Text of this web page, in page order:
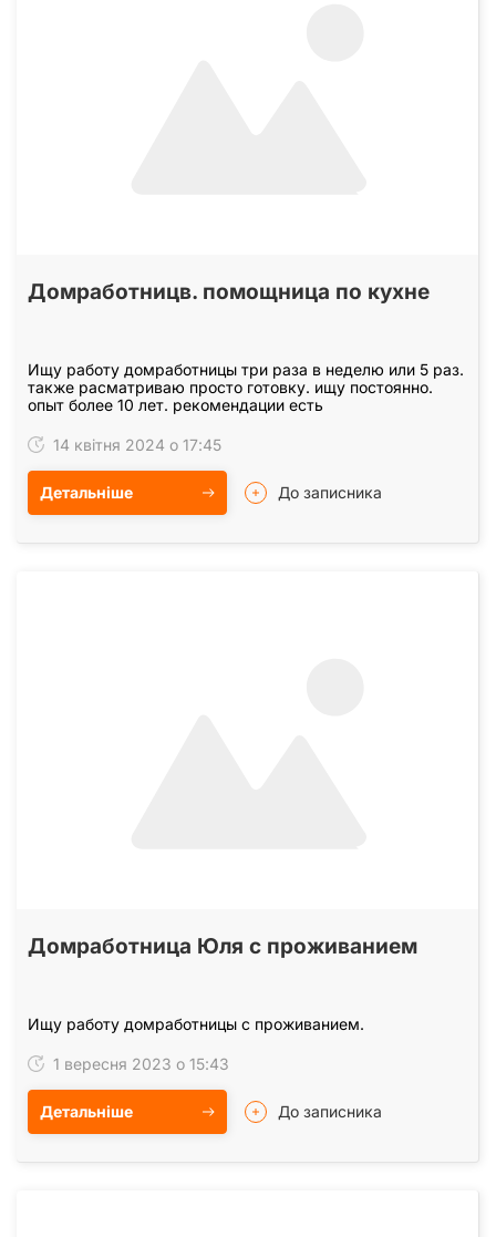
Домработницв. помощница по кухне
Ищу работу домработницы три раза в неделю или 5 раз.
также расматриваю просто готовку. ищу постоянно.
опыт более 10 лет. рекомендации есть
14 квітня 2024 о 17:45
Детальніше До записника
Домработница Юля с проживанием
Ищу работу домработницы с проживанием.
1 вересня 2023 о 15:43
Детальніше До записника